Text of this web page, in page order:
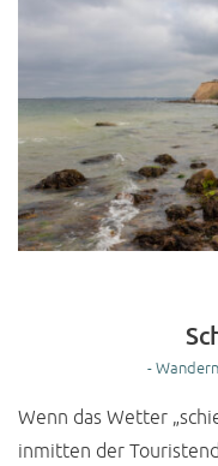
-
Wenn das Wetter
inmitten der